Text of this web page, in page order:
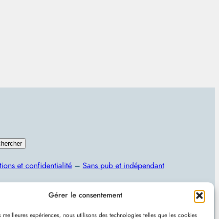
Gérer le consentement
meilleures expériences, nous utilisons des technologies telles que les cookies
et confidentialité – Sans pub et indépendant
Programmation, jeux vidéo, astuces et actualités IT